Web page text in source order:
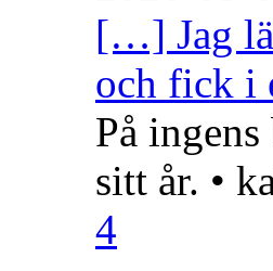
[…] Jag
och fick i
På
sitt år. •
4